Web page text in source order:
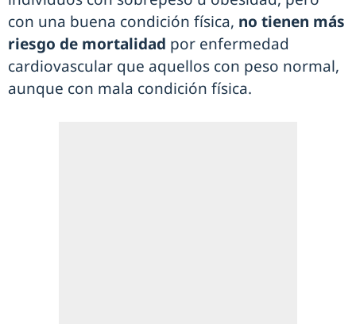
con una buena condición física, no tienen más
riesgo de mortalidad por enfermedad
cardiovascular que aquellos con peso normal,
aunque con mala condición física.